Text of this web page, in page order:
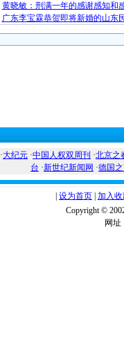
黄晓敏：刑满一年的感谢感知和
广东李宝霖恭贺即将新婚的山东
·大纪元 ·中国人权双周刊 ·北京之
台 ·新世纪新闻网 ·德国
设为首页 加入
Copyright ©
网址